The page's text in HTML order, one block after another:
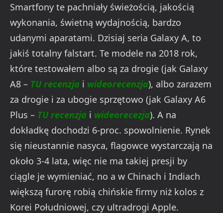
Smartfony te pachniały świeżością, jakością
wykonania, świetną wydajnością, bardzo
udanymi aparatami. Dzisiaj seria Galaxy A, to
jakiś totalny falstart. Te modele na 2018 rok,
które testowałem albo są za drogie (jak Galaxy
A8 – TU recenzja i wideorecenzja), albo zarazem
za drogie i za ubogie sprzętowo (jak Galaxy A6
Plus – TU recenzja i wideorecezja). A na
dokładkę dochodzi 6-proc. spowolnienie. Rynek
się nieustannie nasyca, flagowce wystarczają na
około 3-4 lata, więc nie ma takiej presji by
ciągle je wymieniać, no a w Chinach i Indiach
większą furorę robią chińskie firmy niż kolos z
Korei Południowej, czy ultradrogi Apple.